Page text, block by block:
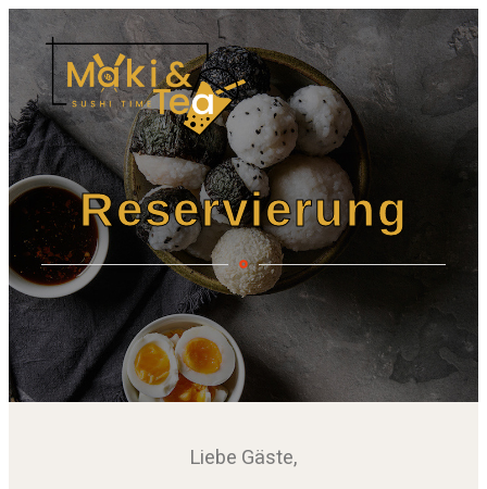
Reservierung
Liebe Gäste,